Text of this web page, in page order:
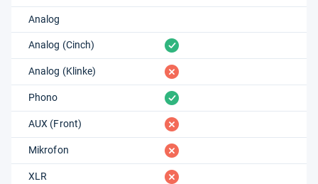
Analog
Analog (Cinch) vorhanden
Analog (Klinke) fehlt
Phono vorhanden
AUX (Front) fehlt
Mikrofon fehlt
XLR fehlt